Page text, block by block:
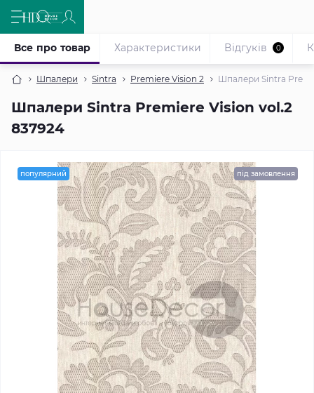
Шпалери Sintra Premiere Vision 2 Шпалери Sintra
Шпалери Sintra Premiere Vision vol.2
837924
Все про товар Характеристики Відгуків 0
популярний під замовлення